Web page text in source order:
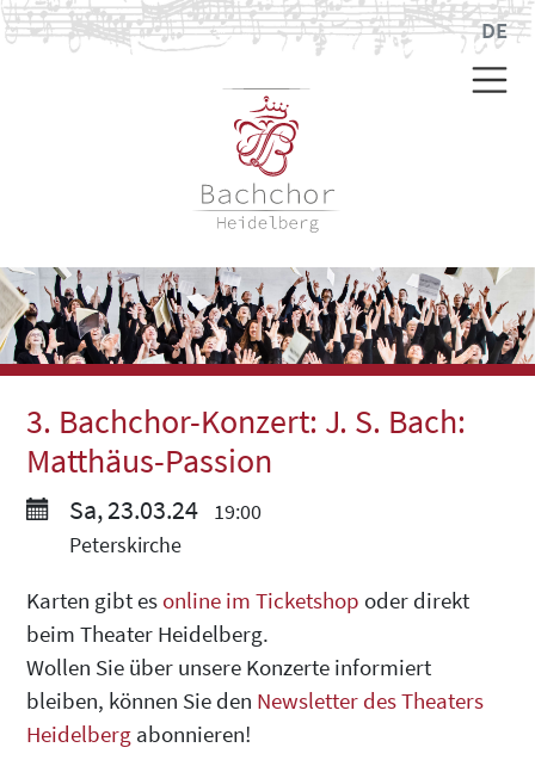
DE
3. Bachchor-Konzert: J. S. Bach:
Matthäus-Passion
Sa, 23.03.24
19:00
Peterskirche
Karten gibt esonline im Ticketshop oder direkt
beim Theater Heidelberg.
Wollen Sie über unsere Konzerte informiert
bleiben, können Sie den Newsletter des Theaters
Heidelberg abonnieren!